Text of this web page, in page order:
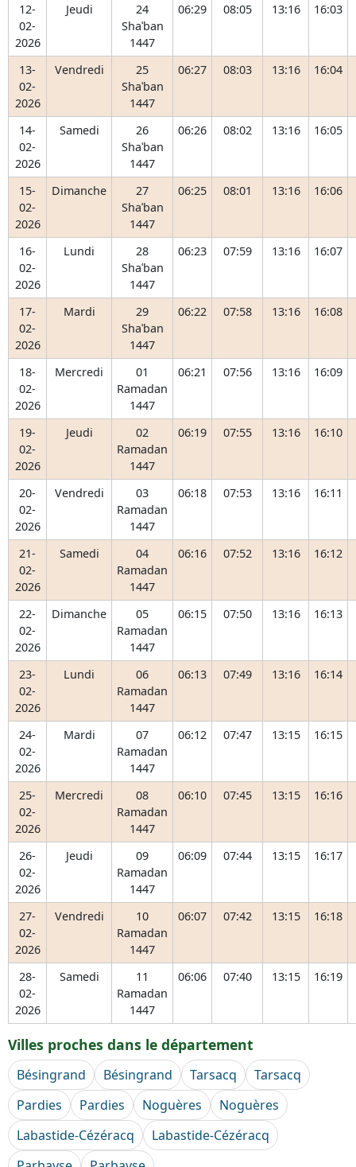
12-
02-
2026
Jeudi
24
Shaʿban
1447
06:29 08:05 13:16 16:03
13-
02-
2026
Vendredi
25
Shaʿban
1447
06:27 08:03 13:16 16:04
14-
02-
2026
Samedi
26
Shaʿban
1447
06:26 08:02 13:16 16:05
15-
02-
2026
Dimanche
27
Shaʿban
1447
06:25 08:01 13:16 16:06
16-
02-
2026
Lundi
28
Shaʿban
1447
06:23 07:59 13:16 16:07
17-
02-
2026
Mardi
29
Shaʿban
1447
06:22 07:58 13:16 16:08
18-
02-
2026
Mercredi
01
Ramadan
1447
06:21 07:56 13:16 16:09
19-
02-
2026
Jeudi
02
Ramadan
1447
06:19 07:55 13:16 16:10
20-
02-
2026
Vendredi
03
Ramadan
1447
06:18 07:53 13:16 16:11
21-
02-
2026
Samedi
04
Ramadan
1447
06:16 07:52 13:16 16:12
22-
02-
2026
Dimanche
05
Ramadan
1447
06:15 07:50 13:16 16:13
23-
02-
2026
Lundi
06
Ramadan
1447
06:13 07:49 13:16 16:14
24-
02-
2026
Mardi
07
Ramadan
1447
06:12 07:47 13:15 16:15
25-
02-
2026
Mercredi
08
Ramadan
1447
06:10 07:45 13:15 16:16
26-
02-
2026
Jeudi
09
Ramadan
1447
06:09 07:44 13:15 16:17
27-
02-
2026
Vendredi
10
Ramadan
1447
06:07 07:42 13:15 16:18
28-
02-
2026
Samedi
11
Ramadan
1447
06:06 07:40 13:15 16:19
Villes proches dans le département
Bésingrand Bésingrand Tarsacq
Tarsacq
Pardies
Pardies Noguères
Noguères
Labastide-Cézéracq
Labastide-Cézéracq